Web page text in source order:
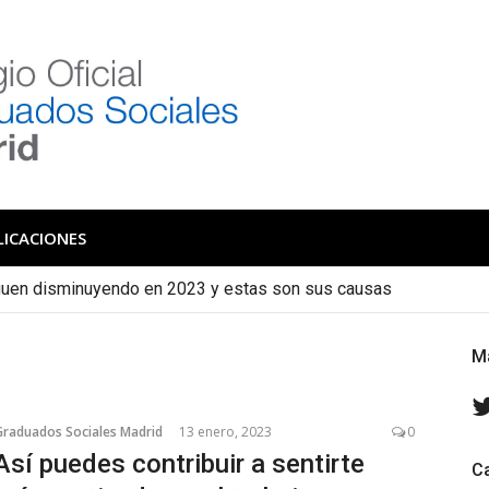
Graduados
disminuyendo en 2023 y estas son sus causas
se convierten en indefinidos con mayor frecuencia de lo que
Sociales Madrid 13 enero, 2023 0
puedes contribuir a sentirte